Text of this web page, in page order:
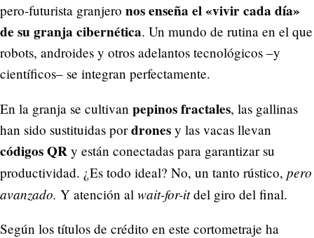
pero-futurista granjero nos enseña el «vivir cada día»
de su granja cibernética. Un mundo de rutina en el que
robots, androides y otros adelantos tecnológicos –y
científicos– se integran perfectamente.
En la granja se cultivan pepinos fractales, las gallinas
han sido sustituidas pordrones y las vacas llevan
códigos QR y están conectadas para garantizar su
productividad. ¿Es todo ideal? No, un tanto rústico, pero
avanzado. Y atención al wait-for-itdel giro del final.
Según los títulos de crédito en este cortometraje ha